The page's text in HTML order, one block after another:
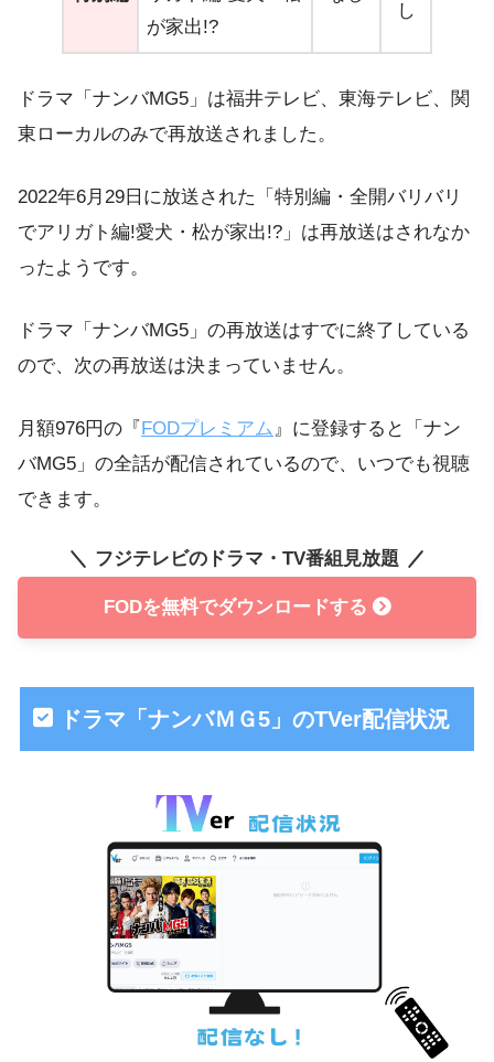
が家出!?
し
ドラマ「ナンバMG5」は福井テレビ、東海テレビ、関
東ローカルのみで再放送されました。
2022年6月29日に放送された「特別編・全開バリバリ
でアリガト編!愛犬・松が家出!?」は再放送はされなか
ったようです。
ドラマ「ナンバMG5」の再放送はすでに終了している
ので、次の再放送は決まっていません。
月額976円の『 FODプレミアム』に登録すると「ナン
バMG5」の全話が配信されているので、いつでも視聴
できます。
フジテレビのドラマ・TV番組見放題
FODを無料でダウンロードする
ドラマ「ナンバＭＧ5」のTVer配信状況